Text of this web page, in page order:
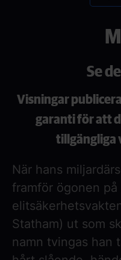
Se
Visningar
garanti för att
tillgängliga
När hans
framför ögonen
Statham) ut som
namn tvingas han